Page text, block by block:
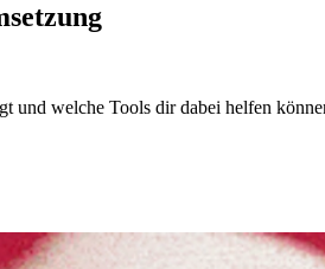
und welche Tools dir dabei helfen